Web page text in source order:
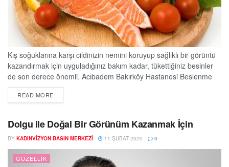
Kış soğuklarına karşı cildinizin nemini koruyup sağlıklı bir görüntü
kazandırmak için uyguladığınız bakım kadar, tükettiğiniz besinler
de son derece önemli. Acıbadem Bakırköy Hastanesi Beslenme
ve Diyet Uzmanı Ayça Güleryüz, “Bazı besinler içerdikleri bileşikler
sayesinde cildi onarmaya katkıda bulunuyor. Sağlıklı ve dengeli
ve Diyet Uzmanı Ayça Güleryüz, kışın dondurucu soğuklara karşı
cildi koruyan ve...
READ MOREDETAILS
Dolgu ile Doğal Bir Görünüm Kazanmak İçin
BY KADINVIZYON BASIN MERKEZI 11 ŞUBAT 2020 0
GÜZELLIK